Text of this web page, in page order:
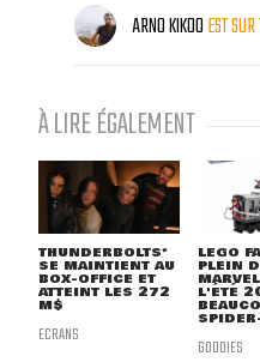
ARNO KIKOOEST
À LIRE ÉGALEMENT
THUNDERBOLTS*
SE MAINTIENT AU
BOX-OFFICE ET
ATTEINT LES 272
M$
ECRANS
LEGO
PLEIN
L'ÉTÉ
GOODIES